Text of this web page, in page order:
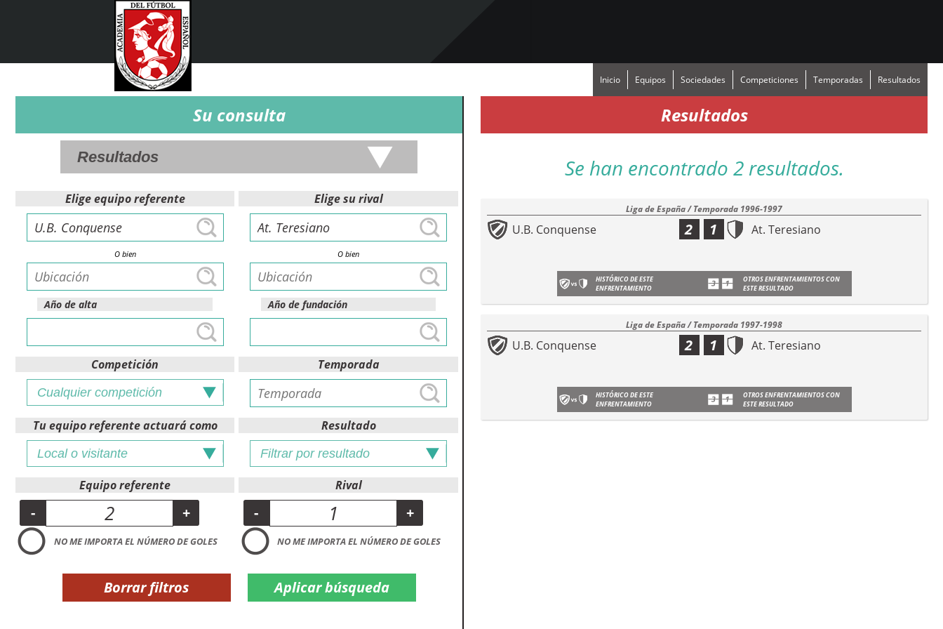
Inicio Equipos Sociedades Competiciones Temporadas Resultados
Su consulta
Elige equipo referente
O bien
Año de alta
Elige su rival
O bien
Año de fundación
Competición Temporada
Tu equipo referente actuará como Resultado
Equipo referente
- +
NO ME IMPORTA EL NÚMERO DE GOLES
Rival
- +
NO ME IMPORTA EL NÚMERO DE GOLES
Borrar filtros
Resultados
Se han encontrado 2 resultados.
Liga de España / Temporada 1996-1997
U.B. Conquense 2 At. Teresiano
1
HISTÓRICO DE ESTE
ENFRENTAMIENTO
OTROS ENFRENTAMIENTOS CON
ESTE RESULTADO
Liga de España / Temporada 1997-1998
U.B. Conquense 2 At. Teresiano
1
HISTÓRICO DE ESTE
ENFRENTAMIENTO
OTROS ENFRENTAMIENTOS CON
ESTE RESULTADO